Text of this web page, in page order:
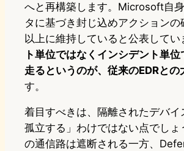
へと再構築します。Microsoft自
タに基づき封じ込めアクションの
以上に維持していると公表してい
ト単位ではなくインシデント単
走るというのが、従来のEDRとの
す。
着目すべきは、隔離されたデバイ
孤立する」わけではない点でしょ
の通信路は遮断される一方、